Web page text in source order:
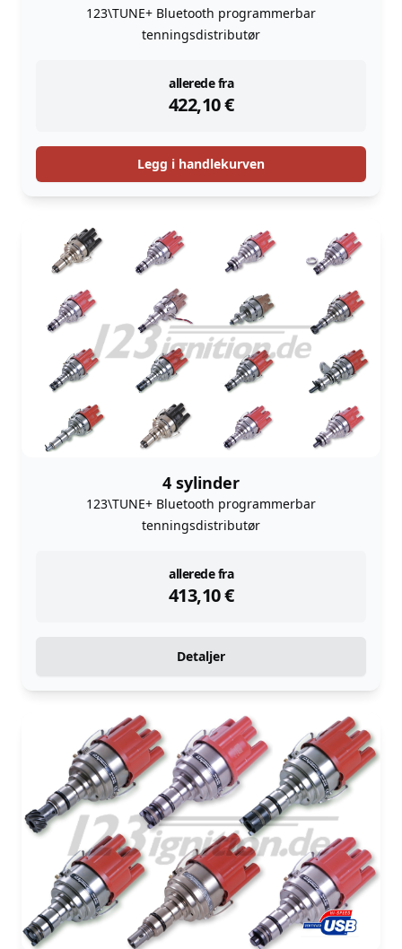
123\TUNE+ Bluetooth programmerbar
tenningsdistributør
allerede fra
422,10€
instock
Legg i handlekurven
4 sylinder
123\TUNE+ Bluetooth programmerbar
tenningsdistributør
allerede fra
413,10€
instock
Detaljer